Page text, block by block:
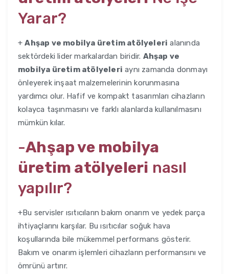
Yarar?
+Ahşap ve mobilya üretim atölyeleri alanında
sektördeki lider markalardan biridir. Ahşap ve
mobilya üretim atölyeleri aynı zamanda donmayı
önleyerek inşaat malzemelerinin korunmasına
yardımcı olur. Hafif ve kompakt tasarımları cihazların
kolayca taşınmasını ve farklı alanlarda kullanılmasını
mümkün kılar.
-Ahşap ve mobilya
üretim atölyeleri nasıl
yapılır?
+Bu servisler ısıtıcıların bakım onarım ve yedek parça
ihtiyaçlarını karşılar. Bu ısıtıcılar soğuk hava
koşullarında bile mükemmel performans gösterir.
Bakım ve onarım işlemleri cihazların performansını ve
ömrünü artırır.